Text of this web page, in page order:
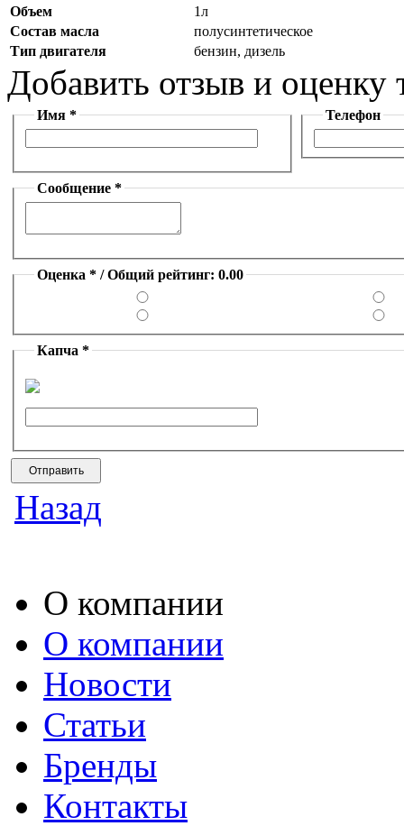
Объем
1л
Состав масла
полусинтетическое
Тип двигателя
бензин, дизель
Добавить отзыв и оценку
Имя * Телефон
Сообщение *
Оценка * / Общий рейтинг: 0.00
Капча *
Назад
О компании
О компании
Новости
Статьи
Бренды
Контакты